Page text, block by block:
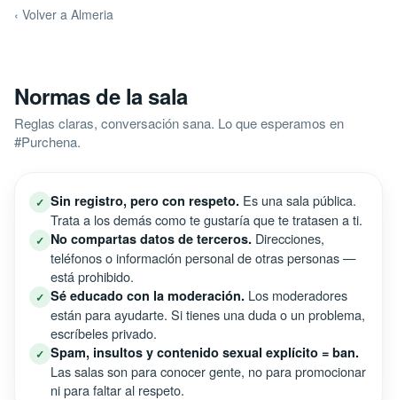
‹ Volver a Almeria
Normas de la sala
Reglas claras, conversación sana. Lo que esperamos en
#Purchena.
✓ Sin registro, pero con respeto. Es una sala pública.
Trata a los demás como te gustaría que te tratasen a ti.
✓ No compartas datos de terceros. Direcciones,
teléfonos o información personal de otras personas —
está prohibido.
✓ Sé educado con la moderación. Los moderadores
están para ayudarte. Si tienes una duda o un problema,
escríbeles privado.
✓ Spam, insultos y contenido sexual explícito = ban.
Las salas son para conocer gente, no para promocionar
ni para faltar al respeto.